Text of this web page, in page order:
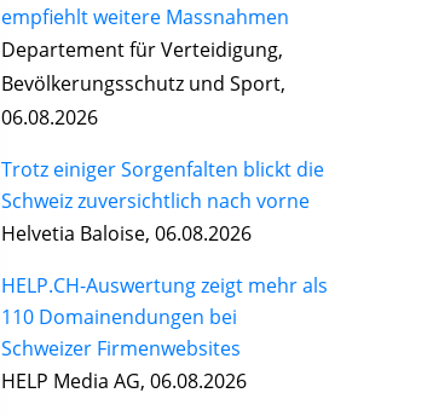
empfiehlt weitere Massnahmen
Departement für Verteidigung,
Bevölkerungsschutz und Sport,
06.08.2026
Trotz einiger Sorgenfalten blickt die
Schweiz zuversichtlich nach vorne
Helvetia Baloise, 06.08.2026
HELP.CH-Auswertung zeigt mehr als
110 Domainendungen bei
Schweizer Firmenwebsites
HELP Media AG, 06.08.2026